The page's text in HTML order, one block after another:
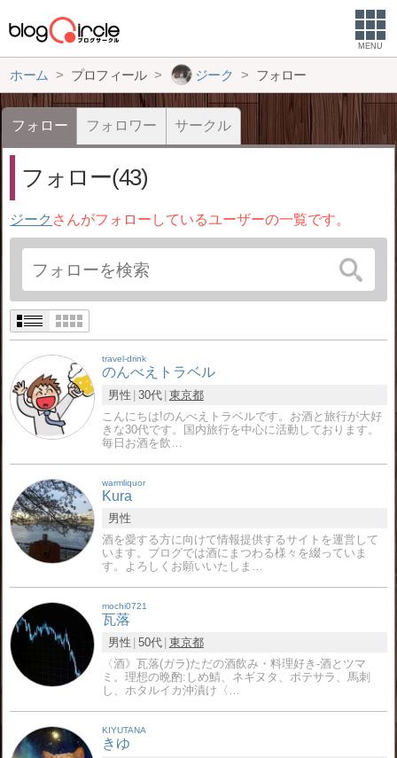
MENU
ホーム プロフィール ジーク フォロー
フォロー フォロワー サークル
フォロー(43)
ジーク さんがフォローしているユーザーの一覧です。
travel-drink
のんべえトラベル
男性 30代 東京都
こんにちは!のんべえトラベルです。お酒と旅行が大好
きな30代です。国内旅行を中心に活動しております。
毎日お酒を飲…
warmliquor
Kura
男性
酒を愛する方に向けて情報提供するサイトを運営して
います。ブログでは酒にまつわる様々を綴っていま
す。よろしくお願いいたしま…
mochi0721
瓦落
男性 50代 東京都
〈酒》瓦落(ガラ)ただの酒飲み・料理好き-酒とツマ
ミ。理想の晩酌:しめ鯖、ネギヌタ、ポテサラ、馬刺
し、ホタルイカ沖漬け〈…
KIYUTANA
きゆ